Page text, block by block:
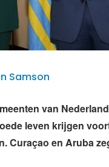
Samson
van
leven krijgen
Curaçao en Aruba